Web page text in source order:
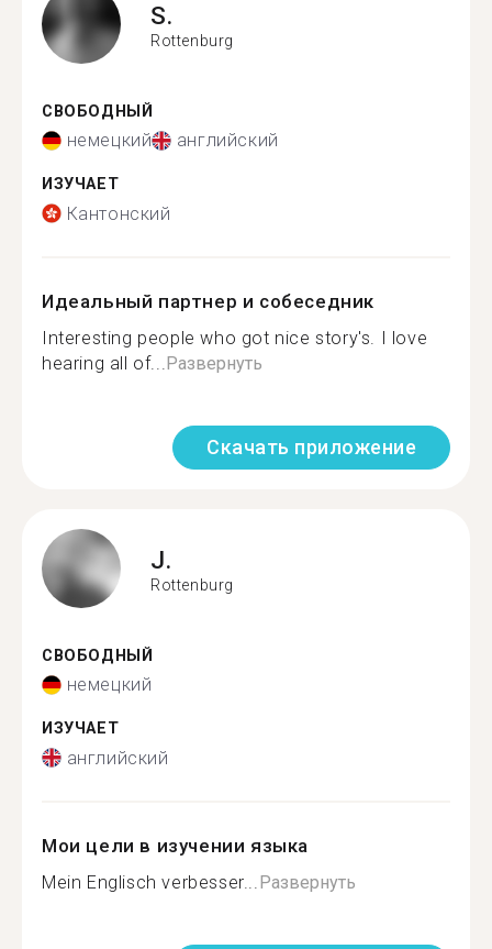
S.
Rottenburg
СВОБОДНЫЙ
немецкий английский
ИЗУЧАЕТ
Кантонский
Идеальный партнер и собеседник
Interesting people who got nice story's. I love
hearing all of... Развернуть
Скачать приложение
J.
Rottenburg
СВОБОДНЫЙ
немецкий
ИЗУЧАЕТ
английский
Мои цели в изучении языка
Mein Englisch verbesser... Развернуть